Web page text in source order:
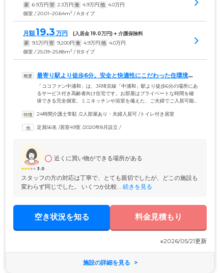
家 6.9万円 管 2.3万円 食 4.9万円 他 4.0万円
個室 / 20.01~20.64m2 / Aタイプ
月額19.3 万円 (入居金 19.0万円) + 介護保険料
家 9.5万円 管 9,200円 食 4.9万円 他 4.0万円
個室 / 25.09~25.88m2 / Bタイプ
最寄り駅より徒歩6分。安全と快適性にこだわった住環境を
ご用意しました
「ココファン中浦和」は、JR埼京線「中浦和」駅より徒歩6分の場所にあ
るサービス付き高齢者向け住宅です。お部屋はプライベートな時間を確
保できる完全個室。ミニキッチンや浴室を備えた、ご夫婦でご入居可能
スタイルに合わせてお選びください。経験豊富なスタッフは24時間常
す。また敷地内には訪問介護事業所を併設。お食事や入浴、排せつの介
24時間介護士常駐 /2人部屋あり・夫婦入居可 /トイレ付き居室
定員56名 /居室49室 /2020年8月設立 /
3.0
近くに買い物ができる場所がある
スタッフの方の対応は丁寧で、とても親切でしたが、どこの施設も
変わらず同じでした。 いくつか比較... 続きを見る
空き状況を知る 料金見積もり
※2026/05/21更新
施設の詳細を見る